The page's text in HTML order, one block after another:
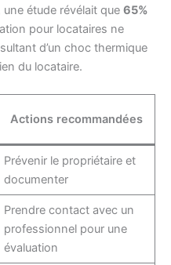
étude révélait que 65%
pour locataires ne
d’un choc thermique
du locataire.
Actions recommandées
Prévenir le propriétaire et
documenter
Prendre contact avec un
professionnel pour une
évaluation